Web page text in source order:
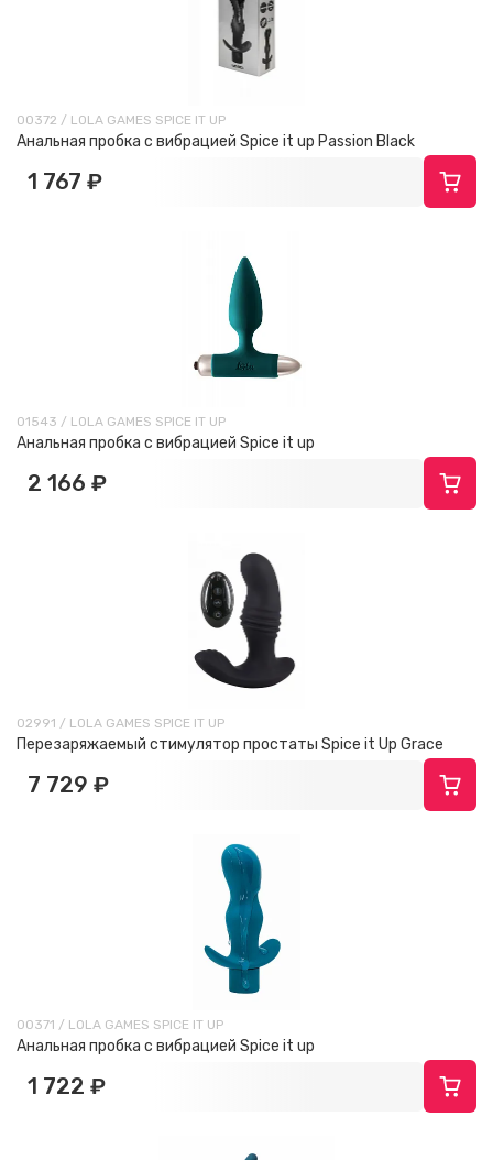
00372 / LOLA GAMES SPICE IT UP
Анальная пробка с вибрацией Spice it up Passion Black
1 767 ₽
01543 / LOLA GAMES SPICE IT UP
Анальная пробка с вибрацией Spice it up
2 166 ₽
02991 / LOLA GAMES SPICE IT UP
Перезаряжаемый стимулятор простаты Spice it Up Grace
7 729 ₽
00371 / LOLA GAMES SPICE IT UP
Анальная пробка с вибрацией Spice it up
1 722 ₽